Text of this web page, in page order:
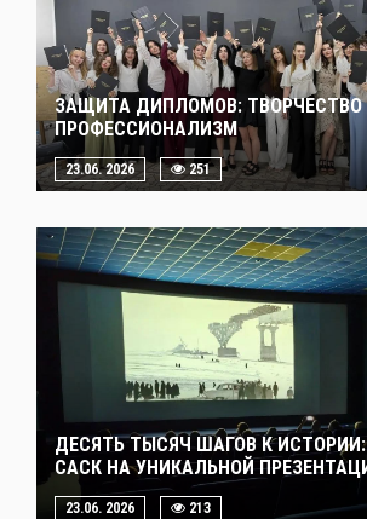
ЗАЩИТА ДИПЛОМОВ: ТВОРЧЕСТВО
ПРОФЕССИОНАЛИЗМ
23.06. 2026 251
ДЕСЯТЬ ТЫСЯЧ ШАГОВ К
САСК НА УНИКАЛЬНОЙ
23.06. 2026 213